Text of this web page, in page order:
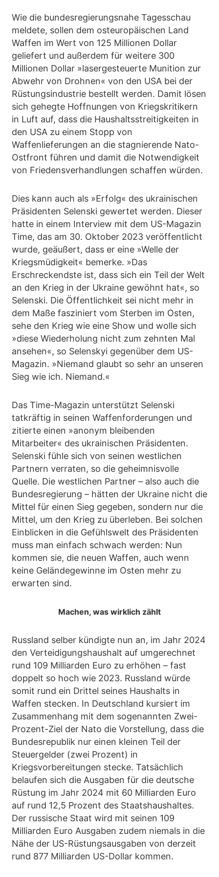
Wie die bundesregierungsnahe Tagesschau
meldete, sollen dem osteuropäischen Land
Waffen im Wert von 125 Millionen Dollar
geliefert und außerdem für weitere 300
Millionen Dollar »lasergesteuerte Munition zur
Abwehr von Drohnen« von den USA bei der
Rüstungsindustrie bestellt werden. Damit lösen
sich gehegte Hoffnungen von Kriegskritikern
in Luft auf, dass die Haushaltsstreitigkeiten in
den USA zu einem Stopp von
Waffenlieferungen an die stagnierende Nato-
Ostfront führen und damit die Notwendigkeit
von Friedensverhandlungen schaffen würden.
Dies kann auch als »Erfolg« des ukrainischen
Präsidenten Selenski gewertet werden. Dieser
hatte in einem Interview mit dem US-Magazin
Time, das am 30. Oktober 2023 veröffentlicht
wurde, geäußert, dass er eine »Welle der
Kriegsmüdigkeit« bemerke. »Das
Erschreckendste ist, dass sich ein Teil der Welt
an den Krieg in der Ukraine gewöhnt hat«, so
Selenski. Die Öffentlichkeit sei nicht mehr in
dem Maße fasziniert vom Sterben im Osten,
sehe den Krieg wie eine Show und wolle sich
»diese Wiederholung nicht zum zehnten Mal
ansehen«, so Selenskyi gegenüber dem US-
Magazin. »Niemand glaubt so sehr an unseren
Sieg wie ich. Niemand.«
Das Time-Magazin unterstützt Selenski
tatkräftig in seinen Waffenforderungen und
zitierte einen »anonym bleibenden
Mitarbeiter« des ukrainischen Präsidenten.
Selenski fühle sich von seinen westlichen
Partnern verraten, so die geheimnisvolle
Quelle. Die westlichen Partner – also auch die
Bundesregierung – hätten der Ukraine nicht die
Mittel für einen Sieg gegeben, sondern nur die
Mittel, um den Krieg zu überleben. Bei solchen
Einblicken in die Gefühlswelt des Präsidenten
muss man einfach schwach werden: Nun
kommen sie, die neuen Waffen, auch wenn
keine Geländegewinne im Osten mehr zu
erwarten sind.
Machen, was wirklich zählt
Russland selber kündigte nun an, im Jahr 2024
den Verteidigungshaushalt auf umgerechnet
rund 109 Milliarden Euro zu erhöhen – fast
doppelt so hoch wie 2023. Russland würde
somit rund ein Drittel seines Haushalts in
Waffen stecken. In Deutschland kursiert im
Zusammenhang mit dem sogenannten Zwei-
Prozent-Ziel der Nato die Vorstellung, dass die
Bundesrepublik nur einen kleinen Teil der
Steuergelder (zwei Prozent) in
Kriegsvorbereitungen stecke. Tatsächlich
belaufen sich die Ausgaben für die deutsche
Rüstung im Jahr 2024 mit 60 Milliarden Euro
auf rund 12,5 Prozent des Staatshaushaltes.
Der russische Staat wird mit seinen 109
Milliarden Euro Ausgaben zudem niemals in die
Nähe der US-Rüstungsausgaben von derzeit
rund 877 Milliarden US-Dollar kommen.